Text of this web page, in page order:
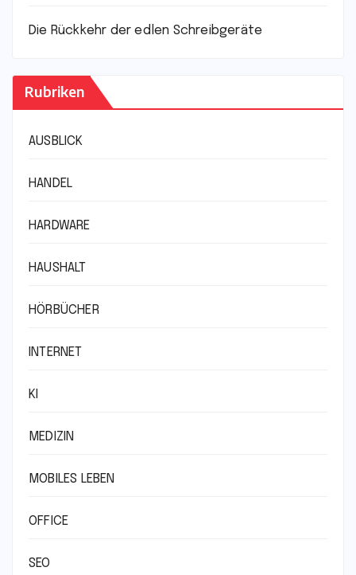
Die Rückkehr der edlen Schreibgeräte
Rubriken
AUSBLICK
HANDEL
HARDWARE
HAUSHALT
HÖRBÜCHER
INTERNET
KI
MEDIZIN
MOBILES LEBEN
OFFICE
SEO